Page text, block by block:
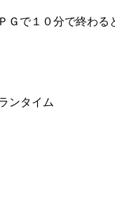
で１０分で終わる
ンタイム